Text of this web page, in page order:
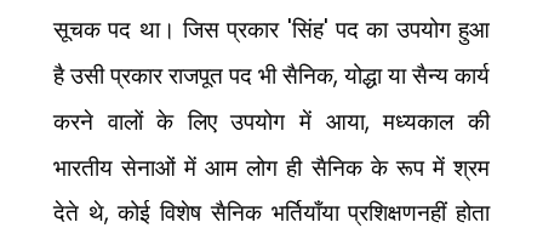
सूचक पद था। जिस प्रकार 'सिंह'पद का उपयोग हुआ
है उसी प्रकार राजपूत पद भी सैनिक,योद्धा या सैन्य कार्य
करने वालों के लिए उपयोग में आया,मध्यकाल की
भारतीय सेनाओं में आम लोग ही सैनिक के रूप में श्रम
देते थे,कोई विशेष सैनिक भर्तियाँया प्रशिक्षणनहीं होता